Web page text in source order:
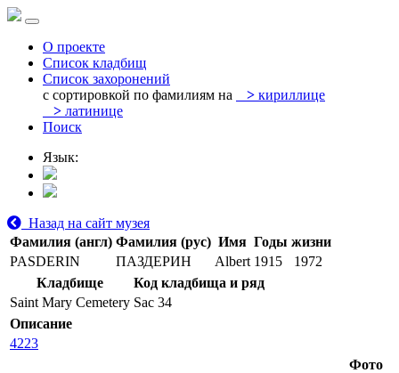
О проекте
Список кладбищ
Список захоронений
с сортировкой по фамилиям на
> кириллице
> латинице
Поиск
Язык:
Назад на сайт музея
Фамилия (англ) Фамилия (рус) Имя Годы жизни
PASDERIN
ПАЗДЕРИН Albert 1915
1972
Кладбище
Код кладбища и ряд
Saint Mary Cemetery Sac 34
Описание
4223
Фото